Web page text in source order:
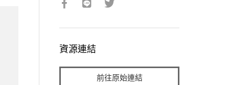
資源連結
前往原始連結